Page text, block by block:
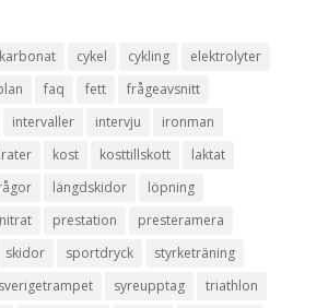
cykel cykling
elektrolyter
faq fett
frågeavsnitt
intervaller intervju
ironman
kost kosttillskott
laktat
längdskidor
löpning
nitrat prestation
presteramera
skidor sportdryck
styrketräning
sverigetrampet syreupptag
triathlon